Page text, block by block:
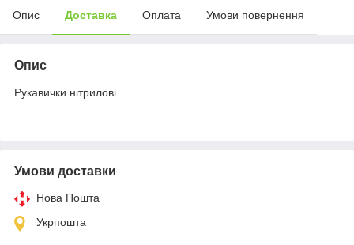
Опис Доставка Оплата Умови повернення
Опис
Рукавички нітрилові
Умови доставки
Нова Пошта
Укрпошта